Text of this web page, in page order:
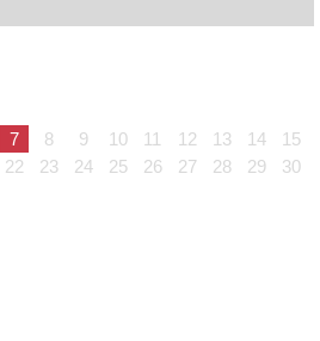
7 8 9 10 11 12 13 14
15
22 23 24 25 26 27 28 29
30